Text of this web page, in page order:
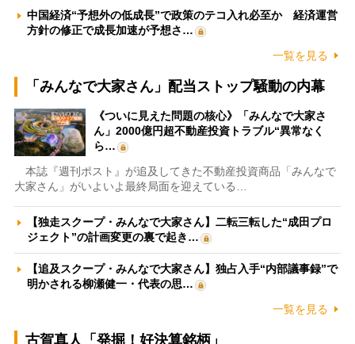
中国経済“予想外の低成長”で政策のテコ入れ必至か 経済運営
方針の修正で成長加速が予想さ…
一覧を見る
「みんなで大家さん」配当ストップ騒動の内幕
《ついに見えた問題の核心》「みんなで大家さ
ん」2000億円超不動産投資トラブル“異常なく
ら…
本誌『週刊ポスト』が追及してきた不動産投資商品「みんなで
大家さん」がいよいよ最終局面を迎えている…
【独走スクープ・みんなで大家さん】二転三転した“成田プロ
ジェクト”の計画変更の裏で起き…
【追及スクープ・みんなで大家さん】独占入手“内部議事録”で
明かされる柳瀬健一・代表の思…
一覧を見る
古賀真人「発掘！好決算銘柄」